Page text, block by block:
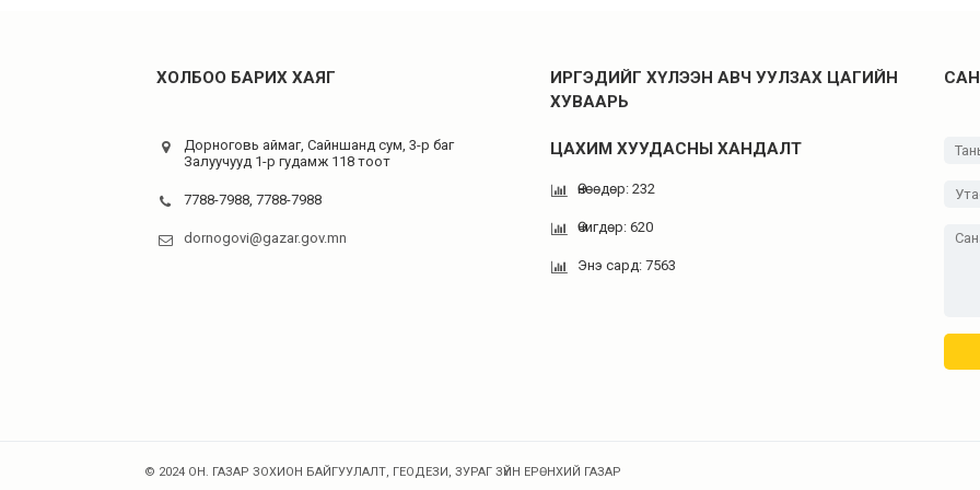
ХОЛБОО БАРИХ ХАЯГ
Дорноговь аймаг, Сайншанд сум, 3-р баг
Залуучууд 1-р гудамж 118 тоот
7788-7988, 7788-7988
dornogovi@gazar.gov.mn
ИРГЭДИЙГ ХҮЛЭЭН АВЧ УУЛЗАХ ЦАГИЙН
ХУВААРЬ
ЦАХИМ ХУУДАСНЫ ХАНДАЛТ
Өнөөдөр: 232
Өчигдөр: 620
Энэ сард: 7563
© 2024 ОН. ГАЗАР ЗОХИОН БАЙГУУЛАЛТ, ГЕОДЕЗИ, ЗУРАГ ЗҮЙН ЕРӨНХИЙ ГАЗАР